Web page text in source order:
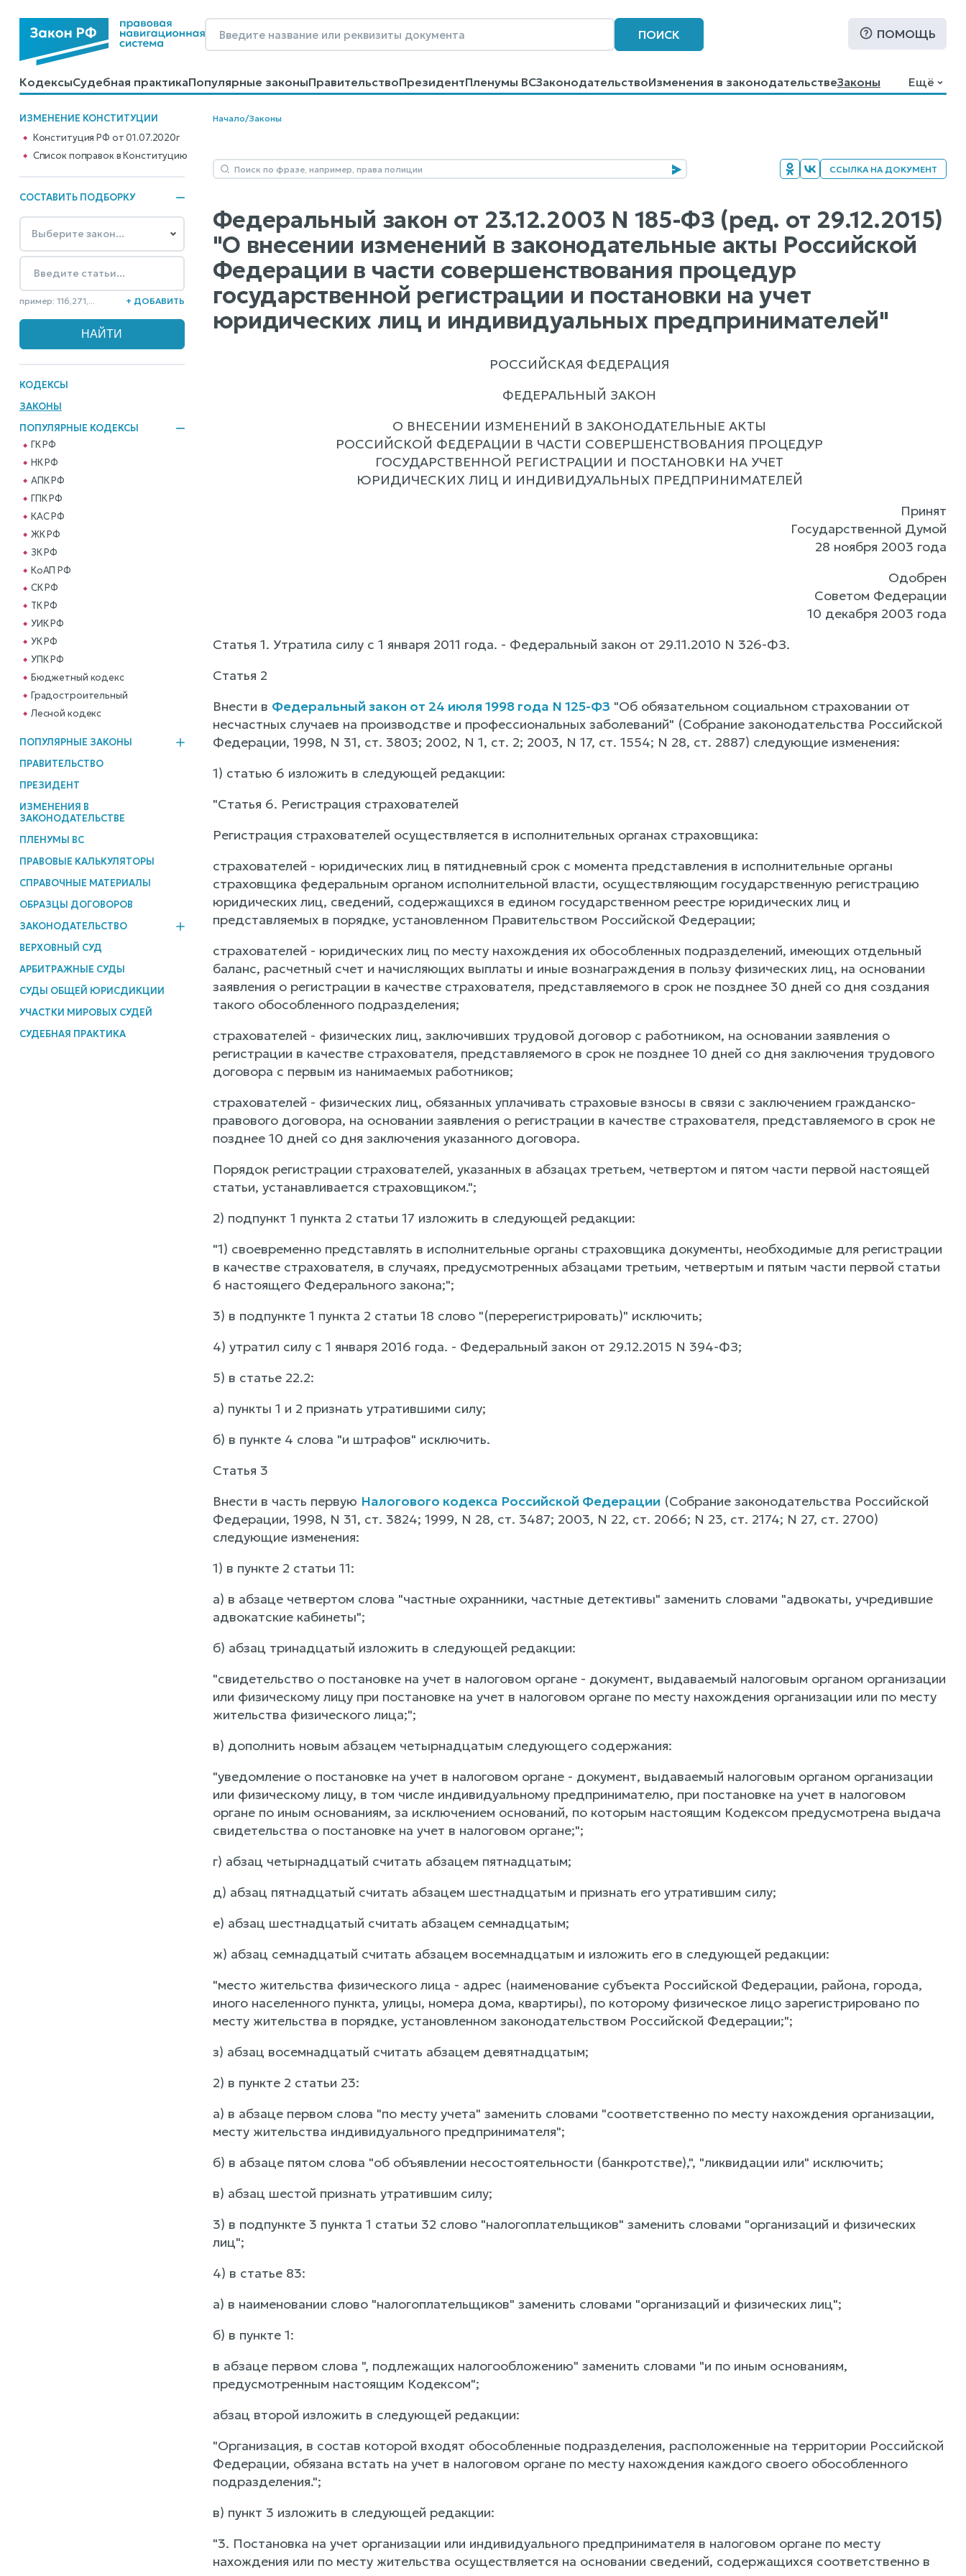
ПОИСК ПОМОЩЬ
КодексыСудебная практикаПопулярные законыПравительствоПрезидентПленумы ВСЗаконодательствоИзменения в законодательствеЗаконы
КалькуляторыСправочные материалыОбразцы договоровКонтактыПомощьПоиск
Ещё
ИЗМЕНЕНИЕ КОНСТИТУЦИИ
Конституция РФ от 01.07.2020г
Cписок поправок в Конституцию
СОСТАВИТЬ ПОДБОРКУ
пример: 116,271,... + ДОБАВИТЬ
КОДЕКСЫ
ЗАКОНЫ
ПОПУЛЯРНЫЕ КОДЕКСЫ
ГК РФ
НК РФ
АПК РФ
ГПК РФ
КАС РФ
ЖК РФ
ЗК РФ
КоАП РФ
СК РФ
ТК РФ
УИК РФ
УК РФ
УПК РФ
Бюджетный кодекс
Градостроительный
Лесной кодекс
ПОПУЛЯРНЫЕ ЗАКОНЫ
ПРАВИТЕЛЬСТВО
ПРЕЗИДЕНТ
ИЗМЕНЕНИЯ В
ЗАКОНОДАТЕЛЬСТВЕ
ПЛЕНУМЫ ВС
ПРАВОВЫЕ КАЛЬКУЛЯТОРЫ
СПРАВОЧНЫЕ МАТЕРИАЛЫ
ОБРАЗЦЫ ДОГОВОРОВ
ЗАКОНОДАТЕЛЬСТВО
ВЕРХОВНЫЙ СУД
АРБИТРАЖНЫЕ СУДЫ
СУДЫ ОБЩЕЙ ЮРИСДИКЦИИ
УЧАСТКИ МИРОВЫХ СУДЕЙ
СУДЕБНАЯ ПРАКТИКА
Начало/Законы
ССЫЛКА НА ДОКУМЕНТ
Федеральный закон от 23.12.2003 N 185-ФЗ (ред. от 29.12.2015)
"О внесении изменений в законодательные акты Российской
Федерации в части совершенствования процедур
государственной регистрации и постановки на учет
юридических лиц и индивидуальных предпринимателей"
РОССИЙСКАЯ ФЕДЕРАЦИЯ
ФЕДЕРАЛЬНЫЙ ЗАКОН
О ВНЕСЕНИИ ИЗМЕНЕНИЙ В ЗАКОНОДАТЕЛЬНЫЕ АКТЫ
РОССИЙСКОЙ ФЕДЕРАЦИИ В ЧАСТИ СОВЕРШЕНСТВОВАНИЯ ПРОЦЕДУР
ГОСУДАРСТВЕННОЙ РЕГИСТРАЦИИ И ПОСТАНОВКИ НА УЧЕТ
ЮРИДИЧЕСКИХ ЛИЦ И ИНДИВИДУАЛЬНЫХ ПРЕДПРИНИМАТЕЛЕЙ
Принят
Государственной Думой
28 ноября 2003 года
Одобрен
Советом Федерации
10 декабря 2003 года
Статья 1. Утратила силу с 1 января 2011 года. - Федеральный закон от 29.11.2010 N 326-ФЗ.
Статья 2
Внести в Федеральный закон от 24 июля 1998 года N 125-ФЗ "Об обязательном социальном страховании от
несчастных случаев на производстве и профессиональных заболеваний" (Собрание законодательства Российской
Федерации, 1998, N 31, ст. 3803; 2002, N 1, ст. 2; 2003, N 17, ст. 1554; N 28, ст. 2887) следующие изменения:
1) статью 6 изложить в следующей редакции:
"Статья 6. Регистрация страхователей
Регистрация страхователей осуществляется в исполнительных органах страховщика:
страхователей - юридических лиц в пятидневный срок с момента представления в исполнительные органы
страховщика федеральным органом исполнительной власти, осуществляющим государственную регистрацию
юридических лиц, сведений, содержащихся в едином государственном реестре юридических лиц и
представляемых в порядке, установленном Правительством Российской Федерации;
страхователей - юридических лиц по месту нахождения их обособленных подразделений, имеющих отдельный
баланс, расчетный счет и начисляющих выплаты и иные вознаграждения в пользу физических лиц, на основании
заявления о регистрации в качестве страхователя, представляемого в срок не позднее 30 дней со дня создания
такого обособленного подразделения;
страхователей - физических лиц, заключивших трудовой договор с работником, на основании заявления о
регистрации в качестве страхователя, представляемого в срок не позднее 10 дней со дня заключения трудового
договора с первым из нанимаемых работников;
страхователей - физических лиц, обязанных уплачивать страховые взносы в связи с заключением гражданско-
правового договора, на основании заявления о регистрации в качестве страхователя, представляемого в срок не
позднее 10 дней со дня заключения указанного договора.
Порядок регистрации страхователей, указанных в абзацах третьем, четвертом и пятом части первой настоящей
статьи, устанавливается страховщиком.";
2) подпункт 1 пункта 2 статьи 17 изложить в следующей редакции:
"1) своевременно представлять в исполнительные органы страховщика документы, необходимые для регистрации
в качестве страхователя, в случаях, предусмотренных абзацами третьим, четвертым и пятым части первой статьи
6 настоящего Федерального закона;";
3) в подпункте 1 пункта 2 статьи 18 слово "(перерегистрировать)" исключить;
4) утратил силу с 1 января 2016 года. - Федеральный закон от 29.12.2015 N 394-ФЗ;
5) в статье 22.2:
а) пункты 1 и 2 признать утратившими силу;
б) в пункте 4 слова "и штрафов" исключить.
Статья 3
Внести в часть первую Налогового кодекса Российской Федерации (Собрание законодательства Российской
Федерации, 1998, N 31, ст. 3824; 1999, N 28, ст. 3487; 2003, N 22, ст. 2066; N 23, ст. 2174; N 27, ст. 2700)
следующие изменения:
1) в пункте 2 статьи 11:
а) в абзаце четвертом слова "частные охранники, частные детективы" заменить словами "адвокаты, учредившие
адвокатские кабинеты";
б) абзац тринадцатый изложить в следующей редакции:
"свидетельство о постановке на учет в налоговом органе - документ, выдаваемый налоговым органом организации
или физическому лицу при постановке на учет в налоговом органе по месту нахождения организации или по месту
жительства физического лица;";
в) дополнить новым абзацем четырнадцатым следующего содержания:
"уведомление о постановке на учет в налоговом органе - документ, выдаваемый налоговым органом организации
или физическому лицу, в том числе индивидуальному предпринимателю, при постановке на учет в налоговом
органе по иным основаниям, за исключением оснований, по которым настоящим Кодексом предусмотрена выдача
свидетельства о постановке на учет в налоговом органе;";
г) абзац четырнадцатый считать абзацем пятнадцатым;
д) абзац пятнадцатый считать абзацем шестнадцатым и признать его утратившим силу;
е) абзац шестнадцатый считать абзацем семнадцатым;
ж) абзац семнадцатый считать абзацем восемнадцатым и изложить его в следующей редакции:
"место жительства физического лица - адрес (наименование субъекта Российской Федерации, района, города,
иного населенного пункта, улицы, номера дома, квартиры), по которому физическое лицо зарегистрировано по
месту жительства в порядке, установленном законодательством Российской Федерации;";
з) абзац восемнадцатый считать абзацем девятнадцатым;
2) в пункте 2 статьи 23:
а) в абзаце первом слова "по месту учета" заменить словами "соответственно по месту нахождения организации,
месту жительства индивидуального предпринимателя";
б) в абзаце пятом слова "об объявлении несостоятельности (банкротстве),", "ликвидации или" исключить;
в) абзац шестой признать утратившим силу;
3) в подпункте 3 пункта 1 статьи 32 слово "налогоплательщиков" заменить словами "организаций и физических
лиц";
4) в статье 83:
а) в наименовании слово "налогоплательщиков" заменить словами "организаций и физических лиц";
б) в пункте 1:
в абзаце первом слова ", подлежащих налогообложению" заменить словами "и по иным основаниям,
предусмотренным настоящим Кодексом";
абзац второй изложить в следующей редакции:
"Организация, в состав которой входят обособленные подразделения, расположенные на территории Российской
Федерации, обязана встать на учет в налоговом органе по месту нахождения каждого своего обособленного
подразделения.";
в) пункт 3 изложить в следующей редакции:
"3. Постановка на учет организации или индивидуального предпринимателя в налоговом органе по месту
нахождения или по месту жительства осуществляется на основании сведений, содержащихся соответственно в